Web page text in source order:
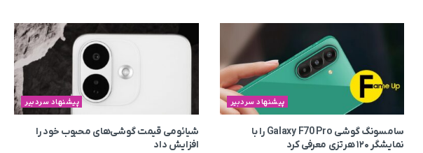
پیشنهاد سردبیر
سامسونگ گوشی Galaxy F70 Pro را با
نمایشگر ۱۲۰ هرتزی معرفی کرد
پیشنهاد سردبیر
شیائومی قیمت گوشی‌های محبوب خود را
افزایش داد